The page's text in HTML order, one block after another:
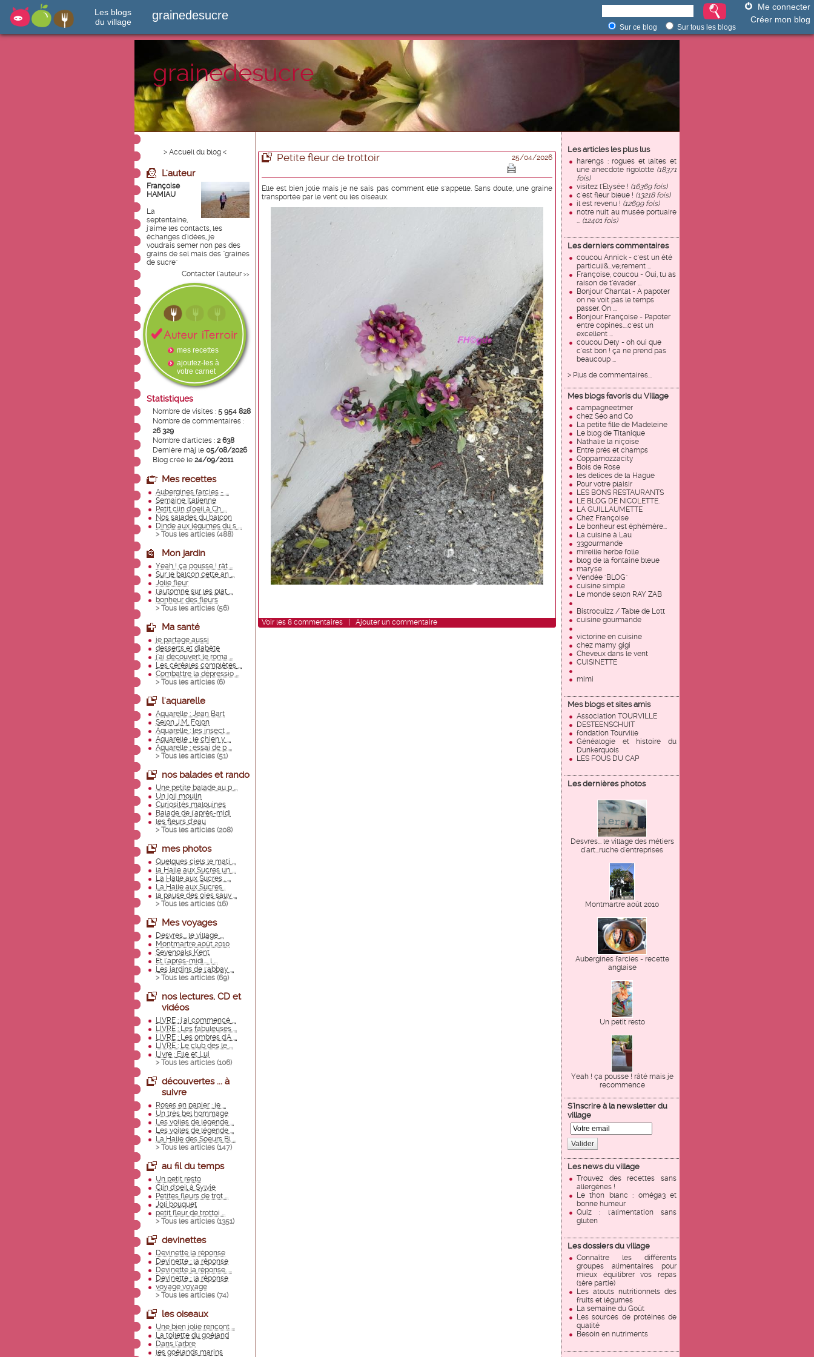
Les blogs
du village
grainedesucre
Me connecter
Créer mon blog
Sur ce blog Sur tous les blogs
grainedesucre
Les articles les plus lus
harengs : rogues et laites et
une anecdote rigolotte (18371
fois)
visitez l'Elysée ! (16369 fois)
c'est fleur bleue ! (13218 fois)
il est revenu ! (12699 fois)
notre nuit au musée portuaire
... (12401 fois)
Les derniers commentaires
coucou Annick - c'est un été
particuli&...ve;rement ...
Françoise, coucou - Oui, tu as
raison de t’évader ...
Bonjour Chantal - A papoter
on ne voit pas le temps
passer. On ...
Bonjour Françoise - Papoter
entre copines....c'est un
excellent ...
coucou Dely - oh oui que
c'est bon ! ça ne prend pas
beaucoup ...
> Plus de commentaires...
Mes blogs favoris du Village
campagneetmer
chez Séo and Co
La petite fille de Madeleine
Le blog de Titanique
Nathalie la niçoise
Entre prés et champs
Coppamozzacity
Bois de Rose
les delices de la Hague
Pour votre plaisir
LES BONS RESTAURANTS
LE BLOG DE NICOLETTE.
LA GUILLAUMETTE
Chez Françoise
Le bonheur est éphémère...
La cuisine à Lau
33gourmande
mireille herbe folle
blog de la fontaine bleue
maryse
Vendée "BLOG"
cuisine simple
Le monde selon RAY ZAB
Bistrocuizz / Table de Lott
cuisine gourmande
victorine en cuisine
chez mamy gigi
Cheveux dans le vent
CUISINETTE
mimi
Mes blogs et sites amis
Association TOURVILLE
DESTEENSCHUIT
fondation Tourville
Généalogie et histoire du
Dunkerquois
LES FOUS DU CAP
Les dernières photos
Desvres... le village des métiers
d'art...ruche d'entreprises
Montmartre août 2010
Aubergines farcies - recette
anglaise
Un petit resto
Yeah ! ça pousse ! râté mais je
recommence
S'inscrire à la newsletter du
village
Valider
Les news du village
Trouvez des recettes sans
allergènes !
Le thon blanc : oméga3 et
bonne humeur
Quiz : l'alimentation sans
gluten
Les dossiers du village
Connaître les différents
groupes alimentaires pour
mieux équilibrer vos repas
(1ère partie)
Les atouts nutritionnels des
fruits et légumes
La semaine du Goût
Les sources de protéines de
qualité
Besoin en nutriments
> Accueil du blog <
L'auteur
Françoise
HAMIAU
La
septentaine,
j'aime les contacts, les
échanges d'idées, je
voudrais semer non pas des
grains de sel mais des "graines
de sucre"
Contacter l'auteur >>
mes recettes
ajoutez-les à
votre carnet
Statistiques
Nombre de visites : 5 954 828
Nombre de commentaires :
26 329
Nombre d'articles : 2 638
Dernière màj le 05/08/2026
Blog créé le 24/09/2011
Mes recettes
Aubergines farcies - ...
Semaine Italienne
Petit clin d'oeil à Ch ...
Nos salades du balcon
Dinde aux légumes du s ...
> Tous les articles (488)
Mon jardin
Yeah ! ça pousse ! rât ...
Sur le balcon cette an ...
Jolie fleur
l'automne sur les plat ...
bonheur des fleurs
> Tous les articles (56)
Ma santé
je partage aussi
desserts et diabète
j'ai découvert le roma ...
Les céréales complètes ...
Combattre la dépressio ...
> Tous les articles (6)
l'aquarelle
Aquarelle : Jean Bart
Selon J.M. Folon
Aquarelle : les insect ...
Aquarelle : le chien y ...
Aquarelle : essai de p ...
> Tous les articles (51)
nos balades et rando
Une petite balade au p ...
Un joli moulin
Curiosités malouines
Balade de l'après-midi
les fleurs d'eau
> Tous les articles (208)
mes photos
Quelques ciels le mati ...
la Halle aux Sucres un ...
La Halle aux Sucres . ...
La Halle aux Sucres .
la pause des oies sauv ...
> Tous les articles (16)
Mes voyages
Desvres... le village ...
Montmartre août 2010
Sevenoaks Kent
Et l'après-midi.... l ...
Les jardins de l'abbay ...
> Tous les articles (69)
nos lectures, CD et
vidéos
LIVRE : j'ai commencé ...
LIVRE : Les fabuleuses ...
LIVRE : Les ombres d'A ...
LIVRE : Le club des le ...
Livre : Elle et Lui
> Tous les articles (106)
découvertes ... à
suivre
Roses en papier : le ...
Un très bel hommage
Les voiles de légende ...
Les voiles de légende ...
La Halle des Soeurs Bl ...
> Tous les articles (147)
au fil du temps
Un petit resto
Clin d'oeil à Sylvie
Petites fleurs de trot ...
Joli bouquet
petit fleur de trottoi ...
> Tous les articles (1351)
devinettes
Devinette la réponse
Devinette : la réponse
Devinette la réponse. ...
Devinette : la réponse
voyage voyage
> Tous les articles (74)
les oiseaux
Une bien jolie rencont ...
La toilette du goéland
Dans l'arbre
les goélands marins
Petite fleur de trottoir 25/04/2026
Elle est bien jolie mais je ne sais pas comment elle s'appelle. Sans doute, une graine
transportée par le vent ou les oiseaux.
Voir les 8 commentaires | Ajouter un commentaire